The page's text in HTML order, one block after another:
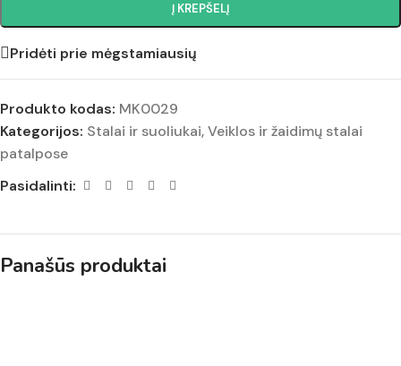
Į KREPŠELĮ
Pridėti prie mėgstamiausių
Produkto kodas: MK0029
Kategorijos: Stalai ir suoliukai,Veiklos ir žaidimų stalai
patalpose
Pasidalinti:
Panašūs produktai